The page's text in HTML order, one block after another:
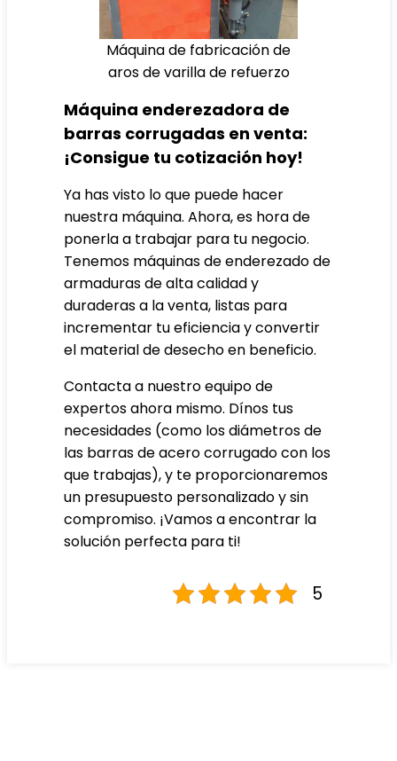
Máquina de fabricación de
aros de varilla de refuerzo
Máquina enderezadora de
barras corrugadas en venta:
¡Consigue tu cotización hoy!
Ya has visto lo que puede hacer
nuestra máquina. Ahora, es hora de
ponerla a trabajar para tu negocio.
Tenemos máquinas de enderezado de
armaduras de alta calidad y
duraderas a la venta, listas para
incrementar tu eficiencia y convertir
el material de desecho en beneficio.
Contacta a nuestro equipo de
expertos ahora mismo. Dínos tus
necesidades (como los diámetros de
las barras de acero corrugado con los
que trabajas), y te proporcionaremos
un presupuesto personalizado y sin
compromiso. ¡Vamos a encontrar la
solución perfecta para ti!
5